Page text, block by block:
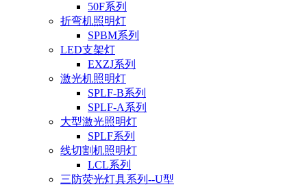
50F系列
折弯机照明灯
SPBM系列
LED支架灯
EXZJ系列
激光机照明灯
SPLF-B系列
SPLF-A系列
大型激光照明灯
SPLF系列
线切割机照明灯
LCL系列
三防荧光灯具系列--U型